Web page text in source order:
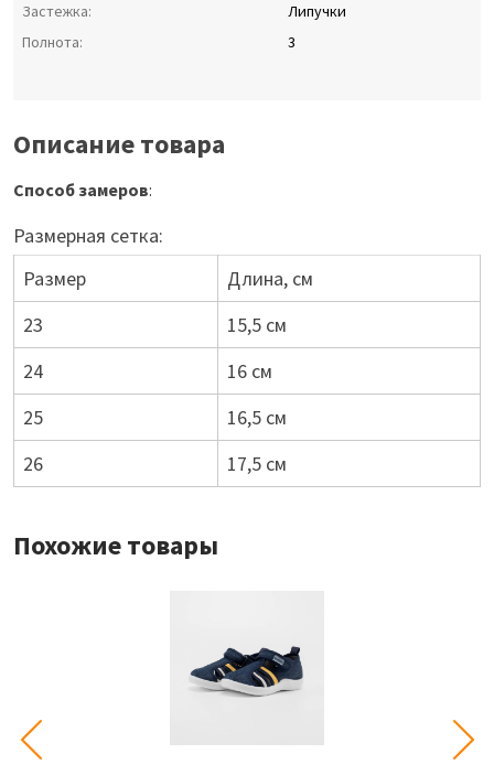
Застежка:
Липучки
Полнота:
3
Описание товара
Способ замеров:
Размерная сетка:
Размер
Длина, см
23
15,5 см
24
16 см
25
16,5 см
26
17,5 см
Похожие товары